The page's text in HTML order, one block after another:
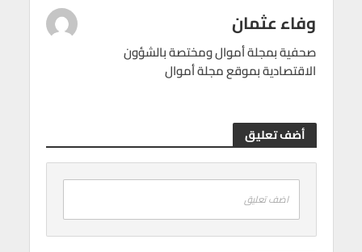
وفاء عثمان
صحفية بمجلة أموال ومختصة بالشؤون
الاقتصادية بموقع مجلة أموال
أضف تعليق
اضف تعليق